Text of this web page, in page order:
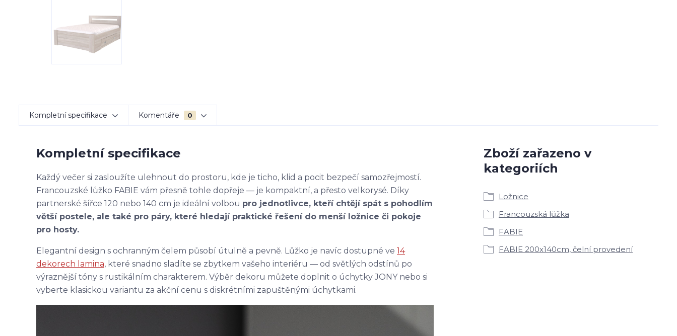
Kompletní specifikace Komentáře 0
Kompletní specifikace
Každý večer si zasloužíte ulehnout do prostoru, kde je ticho, klid a pocit bezpečí samozřejmostí.
Francouzské lůžko FABIE vám přesně tohle dopřeje — je kompaktní, a přesto velkorysé. Díky
partnerské šířce 120 nebo 140 cm je ideální volbou pro jednotlivce, kteří chtějí spát s pohodlím
větší postele, ale také pro páry, které hledají praktické řešení do menší ložnice či pokoje
pro hosty.
Elegantní design s ochranným čelem působí útulně a pevně. Lůžko je navíc dostupné ve 14
dekorech lamina, které snadno sladíte se zbytkem vašeho interiéru — od světlých odstínů po
výraznější tóny s rustikálním charakterem. Výběr dekoru můžete doplnit o úchytky JONY nebo si
vyberte klasickou variantu za akční cenu s diskrétními zapuštěnými úchytkami.
Zboží zařazeno v
kategoriích
Ložnice
Francouzská lůžka
FABIE
FABIE 200x140cm, čelní provedení